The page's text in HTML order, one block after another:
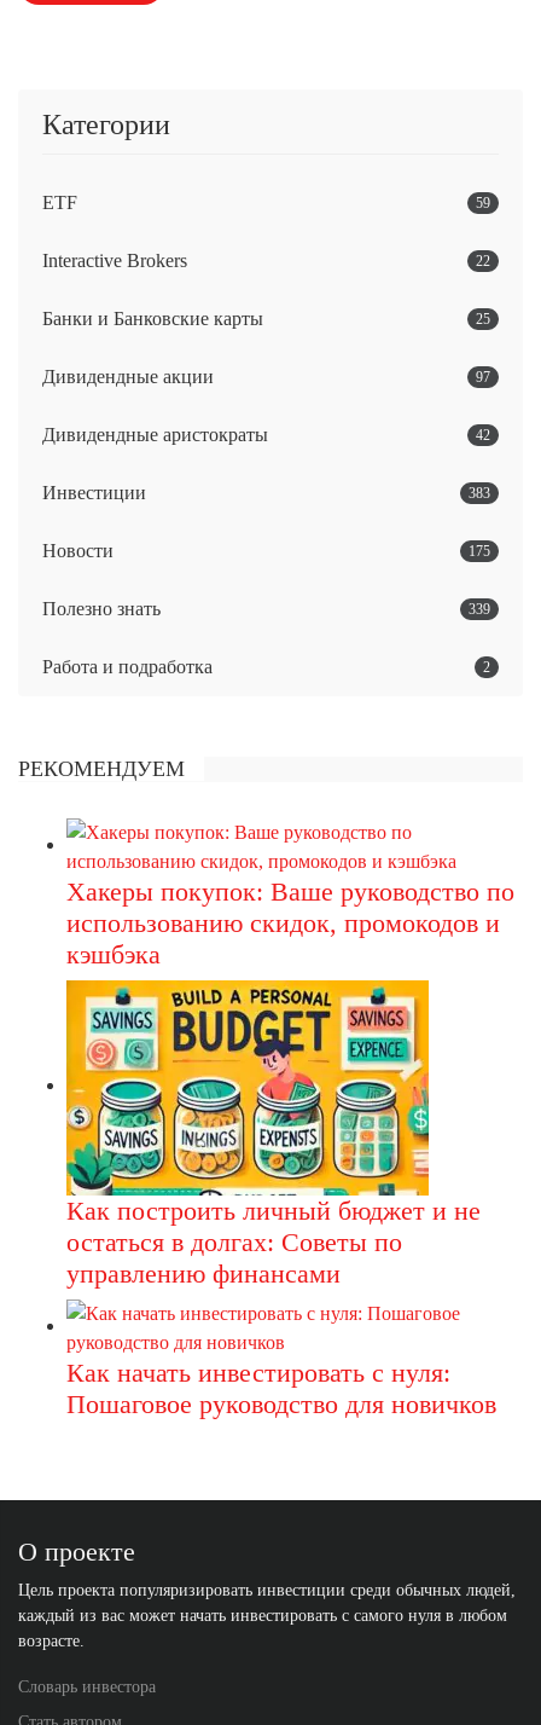
Категории
ETF 59
Interactive Brokers 22
Банки и Банковские карты 25
Дивидендные акции 97
Дивидендные аристократы 42
Инвестиции 383
Новости 175
Полезно знать 339
Работа и подработка 2
РЕКОМЕНДУЕМ
Хакеры покупок: Ваше руководство по
использованию скидок, промокодов и
кэшбэка
Как построить личный бюджет и не
остаться в долгах: Советы по
управлению финансами
Как начать инвестировать с нуля:
Пошаговое руководство для новичков
О проекте
Цель проекта популяризировать инвестиции среди обычных людей,
каждый из вас может начать инвестировать с самого нуля в любом
возрасте.
Словарь инвестора